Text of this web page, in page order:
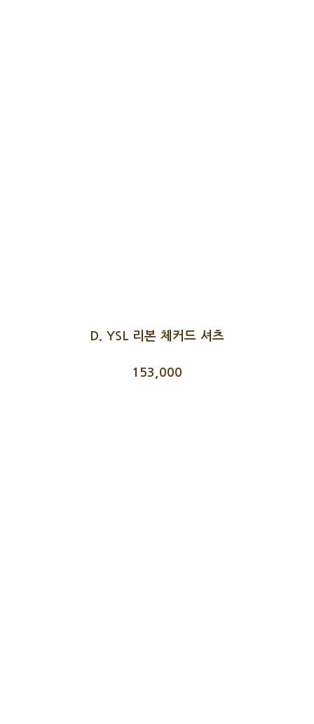
D. YSL 리본 체커드 셔츠
153,000